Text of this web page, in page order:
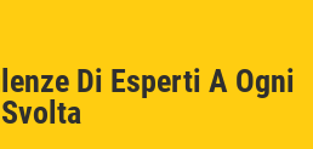
Di Esperti A Ogni
Svolta